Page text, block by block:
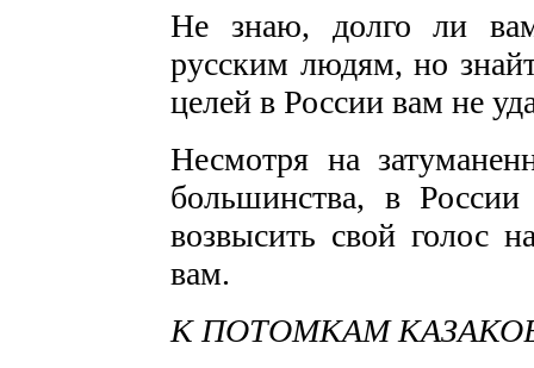
Не знаю, долго ли
русским людям, но
целей в России вам не
Несмотря на
большинства, в
возвысить свой голос
вам.
К ПОТОМКАМ КАЗАКОВ